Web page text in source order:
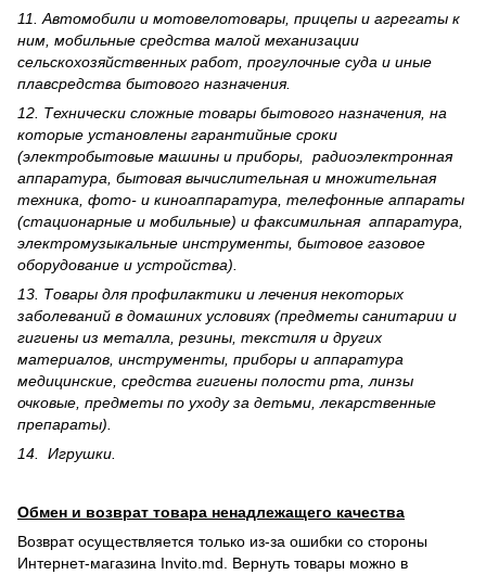
11. Автомобили и мотовелотовары, прицепы и агрегаты к
ним, мобильные средства малой механизации
сельскохозяйственных работ, прогулочные суда и иные
плавсредства бытового назначения.
12. Технически сложные товары бытового назна­чения, на
которые установлены гарантийные сроки
(электробытовые машины и приборы, радиоэлектронная
аппаратура, бытовая вычислительная и множительная
техника, фото- и киноаппаратура, телефонные аппараты
(стационарные и мобильные) и факсимильная аппаратура,
электрому­зыкальные инструменты, бытовое газовое
оборудование и устройства).
13. Товары для профилактики и лечения некоторых
заболеваний в домашних условиях (предметы санитарии и
гигиены из металла, резины, текстиля и других
материалов, инструменты, приборы и аппаратура
медицинские, средства гигиены полости рта, линзы
очковые, предметы по уходу за детьми, лекарственные
препараты).
14. Игрушки.
Обмен и возврат товара ненадлежащего качества
Возврат осуществляется только из-за ошибки со стороны
Интернет-магазина Invito.md. Вернуть товары можно в